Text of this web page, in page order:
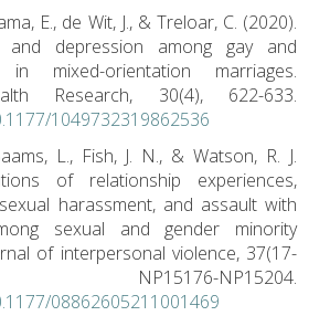
E., de Wit, J., & Treloar, C. (2020).
and depression among gay and
mixed-orientation marriages.
Research, 30(4), 622-633.
1049732319862536
L., Fish, J. N., & Watson, R. J.
of relationship experiences,
harassment, and assault with
sexual and gender minority
of interpersonal violence, 37(17-
NP15204.
08862605211001469